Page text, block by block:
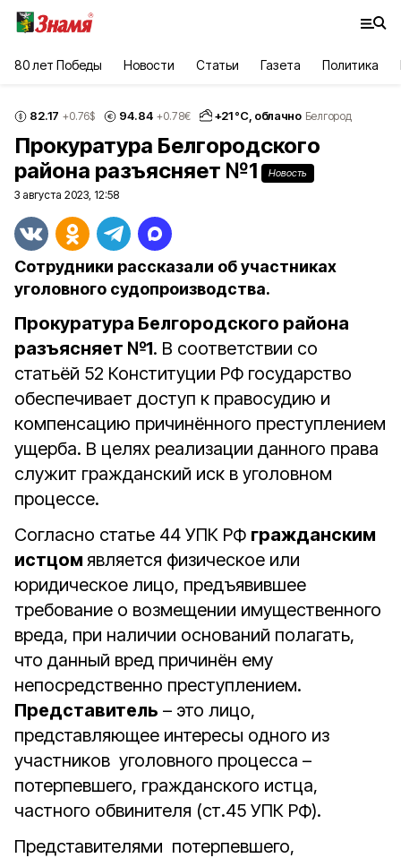
80 лет Победы Новости Статьи Газета Политика
82.17 +0.76$ 94.84 +0.78€ +21°С, облачно Белгород
Прокуратура Белгородского
района разъясняет №1
Новость
3 августа 2023, 12:58
Сотрудники рассказали об участниках
уголовного судопроизводства.
Прокуратура Белгородского района
разъясняет №1. В соответствии со
статьёй 52 Конституции РФ государство
обеспечивает доступ к правосудию и
компенсацию причинённого преступлением
ущерба. В целях реализации данного права
служит гражданский иск в уголовном
процессе.
Согласно статье 44 УПК РФ гражданским
истцом является физическое или
юридическое лицо, предъявившее
требование о возмещении имущественного
вреда, при наличии оснований полагать,
что данный вред причинён ему
непосредственно преступлением.
Представитель – это лицо,
представляющее интересы одного из
участников уголовного процесса –
потерпевшего, гражданского истца,
частного обвинителя (ст.45 УПК РФ).
Представителями потерпевшего,